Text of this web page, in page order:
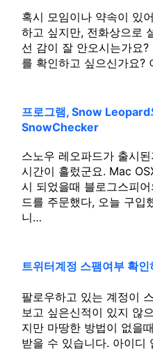
혹시 모임이나 약속이 있
하고 싶지만, 전화상으로
선 감이 잘 안오시는가요
를 확인하고 싶으신가요?
프로그램, Snow Leopard
SnowChecker
스노우 레오파드가 출시
시간이 흘렀군요. Mac
시 되었을때 블로그스피
드를 주문했다, 오늘 구입
니…
트위터계정 스팸여부 확
팔로우하고 있는 계정이
보고 싶은신적이 있지 않
지만 마땅한 방법이 없을
받을 수 있습니다. 아이디